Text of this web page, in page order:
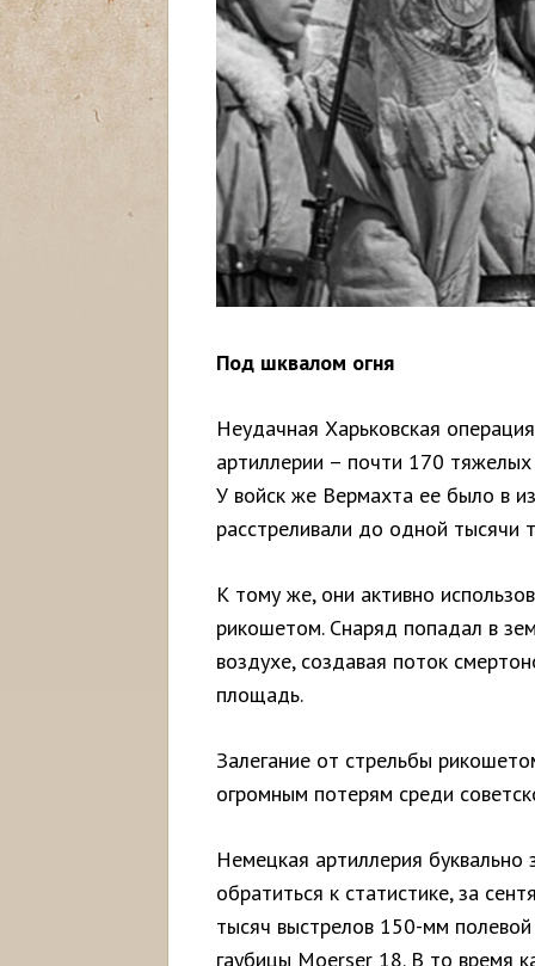
Под шквалом огня
Неудачная Харьковская
артиллерии – почти 170
У войск же Вермахта ее было в
расстреливали до одной тысячи
К тому же, они активно
рикошетом. Снаряд попадал в
воздухе, создавая поток
площадь.
Залегание от стрельбы
огромным потерям среди
Немецкая артиллерия буквально
обратиться к статистике, за
тысяч выстрелов 150-мм
гаубицы Moerser 18. В то время